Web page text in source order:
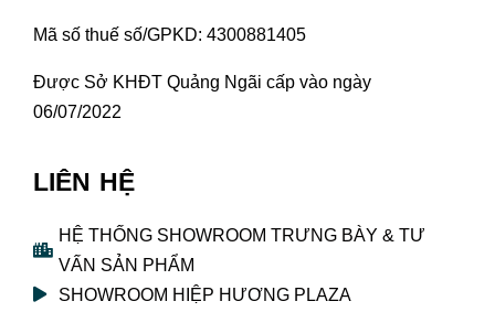
Mã số thuế số/GPKD: 4300881405
Được Sở KHĐT Quảng Ngãi cấp vào ngày
06/07/2022
LIÊN HỆ
HỆ THỐNG SHOWROOM TRƯNG BÀY & TƯ
VẤN SẢN PHẨM
SHOWROOM HIỆP HƯƠNG PLAZA